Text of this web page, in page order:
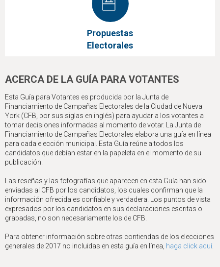
Propuestas
Electorales
ACERCA DE LA GUÍA PARA VOTANTES
Esta Guía para Votantes es producida por la Junta de
Financiamiento de Campañas Electorales de la Ciudad de Nueva
York (CFB, por sus siglas en inglés) para ayudar a los votantes a
tomar decisiones informadas al momento de votar. La Junta de
Financiamiento de Campañas Electorales elabora una guía en línea
para cada elección municipal. Esta Guía reúne a todos los
candidatos que debían estar en la papeleta en el momento de su
publicación.
Las reseñas y las fotografías que aparecen en esta Guía han sido
enviadas al CFB por los candidatos, los cuales confirman que la
información ofrecida es confiable y verdadera. Los puntos de vista
expresados por los candidatos en sus declaraciones escritas o
grabadas, no son necesariamente los de CFB.
Para obtener información sobre otras contiendas de los elecciones
generales de 2017 no incluidas en esta guía en línea, haga click aquí